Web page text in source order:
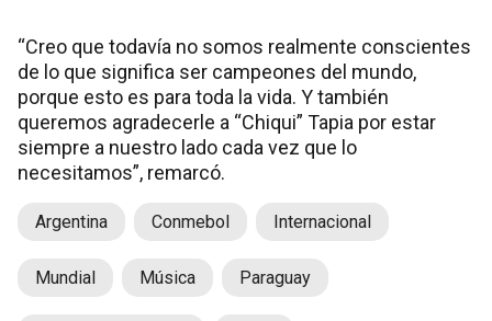
“Creo que todavía no somos realmente conscientes
de lo que significa ser campeones del mundo,
porque esto es para toda la vida. Y también
queremos agradecerle a “Chiqui” Tapia por estar
siempre a nuestro lado cada vez que lo
necesitamos”, remarcó.
Argentina Conmebol Internacional
Mundial Música Paraguay